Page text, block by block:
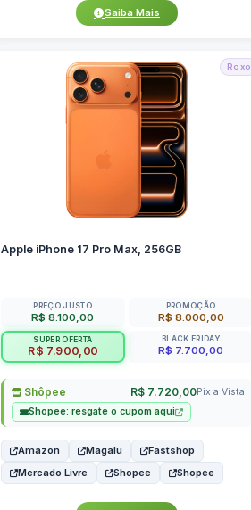
Saiba Mais
Roxo
Apple iPhone 17 Pro Max, 256GB
PREÇO JUSTO
R$ 8.100,00
PROMOÇÃO
R$ 8.000,00
SUPER OFERTA
R$ 7.900,00
BLACK FRIDAY
R$ 7.700,00
Shôpee R$ 7.720,00Pix a Vista
Shopee: resgate o cupom aqui
Amazon Magalu
Fastshop
Mercado Livre
Shopee Shopee